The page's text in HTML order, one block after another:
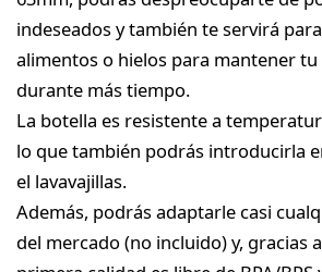
indeseados y también te servirá
alimentos o hielos para mantener
durante más tiempo.
La botella es resistente a
lo que también podrás introducirla
el lavavajillas.
Además, podrás adaptarle casi
del mercado (no incluido) y, gracias